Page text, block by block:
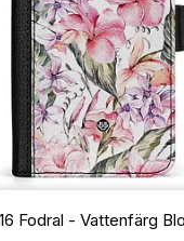
favoritlistan
Fodral - Vattenfärg